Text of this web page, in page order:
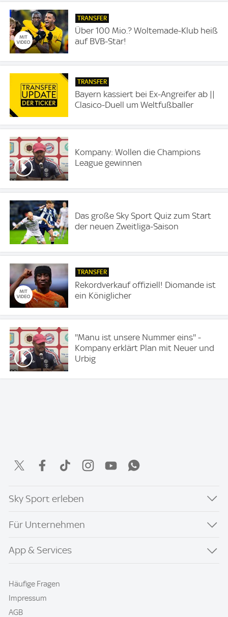
TRANSFER
Über 100 Mio.? Woltemade-Klub heiß
auf BVB-Star!
TRANSFER
Bayern kassiert bei Ex-Angreifer ab ||
Clasico-Duell um Weltfußballer
Kompany: Wollen die Champions
League gewinnen
Das große Sky Sport Quiz zum Start
der neuen Zweitliga-Saison
TRANSFER
Rekordverkauf offiziell! Diomande ist
ein Königlicher
''Manu ist unsere Nummer eins'' -
Kompany erklärt Plan mit Neuer und
Urbig
Sky Sport erleben
Für Unternehmen
App & Services
Häufige Fragen
Impressum
AGB